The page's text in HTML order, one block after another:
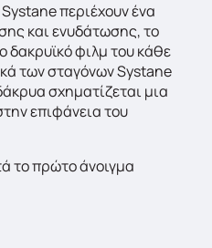
περιέχουν ένα
και ενυδάτωσης, το
δακρυϊκό φιλμ του κάθε
των σταγόνων Systane
σχηματίζεται μια
επιφάνεια του
το πρώτο άνοιγμα